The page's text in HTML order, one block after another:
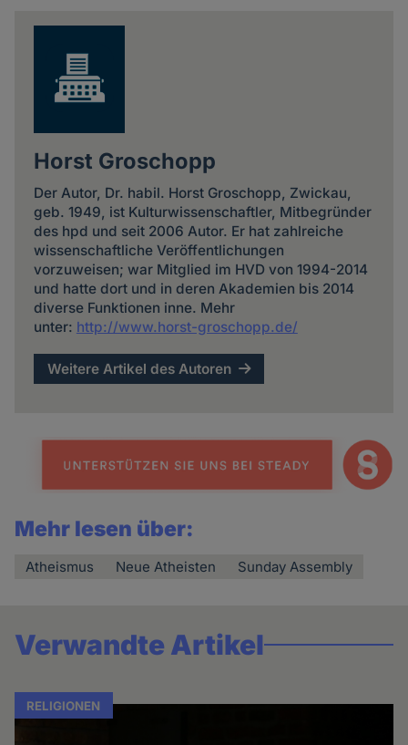
Horst Groschopp
Der Autor, Dr. habil. Horst Groschopp, Zwickau,
geb. 1949, ist Kulturwissenschaftler, Mitbegründer
des hpd und seit 2006 Autor. Er hat zahlreiche
wissenschaftliche Veröffentlichungen
vorzuweisen; war Mitglied im HVD von 1994-2014
und hatte dort und in deren Akademien bis 2014
diverse Funktionen inne. Mehr
unter: http://www.horst-groschopp.de/
Weitere Artikel des Autoren
Mehr lesen über:
Atheismus Neue Atheisten Sunday Assembly
Verwandte Artikel
RELIGIONEN